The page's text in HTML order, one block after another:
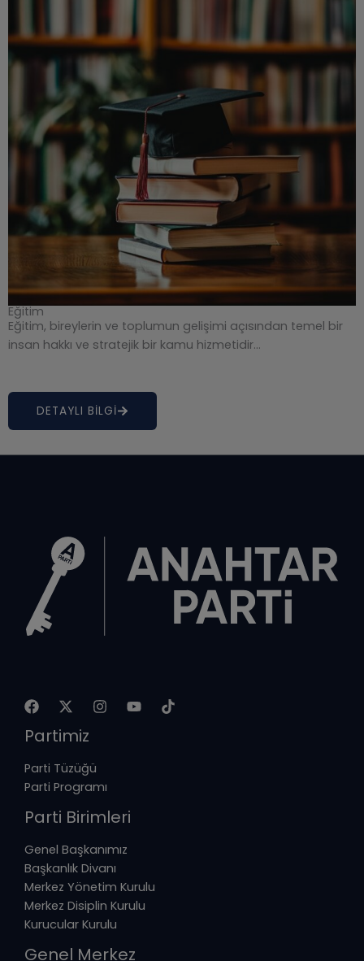
Eğitim
Eğitim, bireylerin ve toplumun gelişimi açısından temel bir
insan hakkı ve stratejik bir kamu hizmetidir…
DETAYLI BİLGİ
Partimiz
Parti Tüzüğü
Parti Programı
Parti Birimleri
Genel Başkanımız
Başkanlık Divanı
Merkez Yönetim Kurulu
Merkez Disiplin Kurulu
Kurucular Kurulu
Genel Merkez